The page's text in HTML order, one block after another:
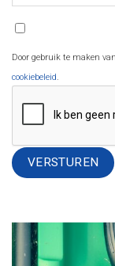
Door gebruik te maken
cookiebeleid.